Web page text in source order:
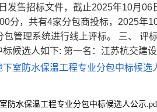
发售招标文件，截止2025年10月
分，共有4家分包商投标，2025年
包管理系统进行线上评标。 三、 评
候选人如下: 第一名：江苏杭交建
室防水保温工程专业分包中标候选
防水保温工程专业分包中标候选人公示